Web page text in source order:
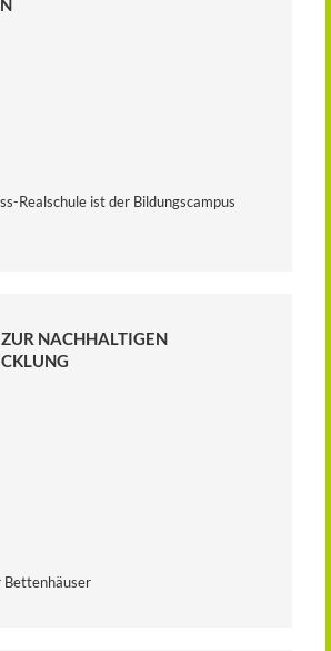
Realschule ist der Bildungscampus
NACHHALTIGEN
Bettenhäuser